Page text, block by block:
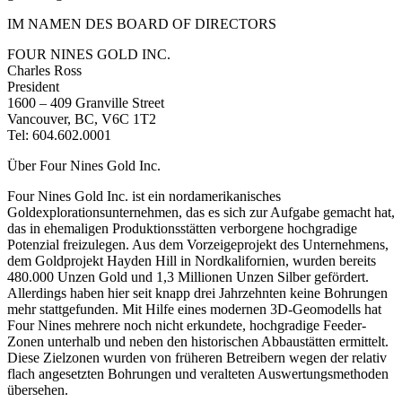
IM NAMEN DES BOARD OF DIRECTORS
FOUR NINES GOLD INC.
Charles Ross
President
1600 – 409 Granville Street
Vancouver, BC, V6C 1T2
Tel: 604.602.0001
Über Four Nines Gold Inc.
Four Nines Gold Inc. ist ein nordamerikanisches
Goldexplorationsunternehmen, das es sich zur Aufgabe gemacht hat,
das in ehemaligen Produktionsstätten verborgene hochgradige
Potenzial freizulegen. Aus dem Vorzeigeprojekt des Unternehmens,
dem Goldprojekt Hayden Hill in Nordkalifornien, wurden bereits
480.000 Unzen Gold und 1,3 Millionen Unzen Silber gefördert.
Allerdings haben hier seit knapp drei Jahrzehnten keine Bohrungen
mehr stattgefunden. Mit Hilfe eines modernen 3D-Geomodells hat
Four Nines mehrere noch nicht erkundete, hochgradige Feeder-
Zonen unterhalb und neben den historischen Abbaustätten ermittelt.
Diese Zielzonen wurden von früheren Betreibern wegen der relativ
flach angesetzten Bohrungen und veralteten Auswertungsmethoden
übersehen.